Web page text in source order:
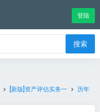
登陆
搜索
[新版]资产评估实务一
历年